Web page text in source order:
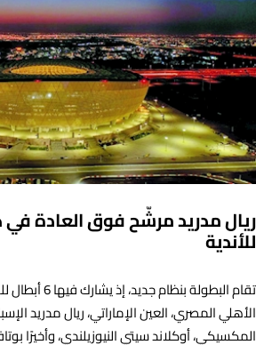
ريال مدريد مرشّح فوق العادة
للأندية
تقام البطولة بنظام
الأهلي المصري، العين الإماراتي، ريال مدريد
المكسيكي، أوكلاند سيتي النيوزيلندي، وأخيرًا